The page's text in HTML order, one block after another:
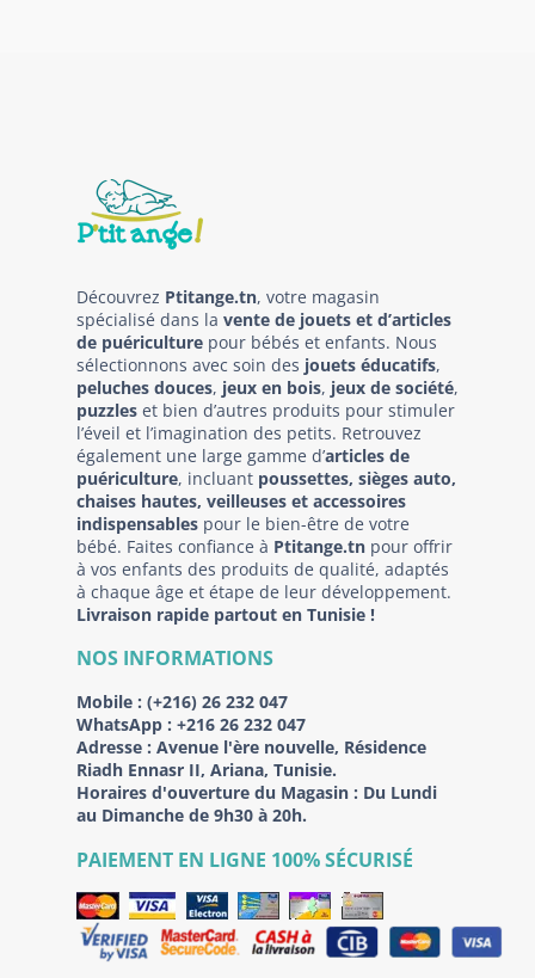
Découvrez Ptitange.tn, votre magasin
spécialisé dans la vente de jouets et d’articles
de puériculture pour bébés et enfants. Nous
sélectionnons avec soin des jouets éducatifs,
peluches douces, jeux en bois, jeux de société,
puzzles et bien d’autres produits pour stimuler
l’éveil et l’imagination des petits. Retrouvez
également une large gamme d’articles de
puériculture, incluant poussettes, sièges auto,
chaises hautes, veilleuses et accessoires
indispensables pour le bien-être de votre
bébé. Faites confiance à Ptitange.tn pour offrir
à vos enfants des produits de qualité, adaptés
à chaque âge et étape de leur développement.
Livraison rapide partout en Tunisie !
NOS INFORMATIONS
Mobile : (+216) 26 232 047
WhatsApp : +216 26 232 047
Adresse : Avenue l'ère nouvelle, Résidence
Riadh Ennasr II, Ariana, Tunisie.
Horaires d'ouverture du Magasin : Du Lundi
au Dimanche de 9h30 à 20h.
PAIEMENT EN LIGNE 100% SÉCURISÉ